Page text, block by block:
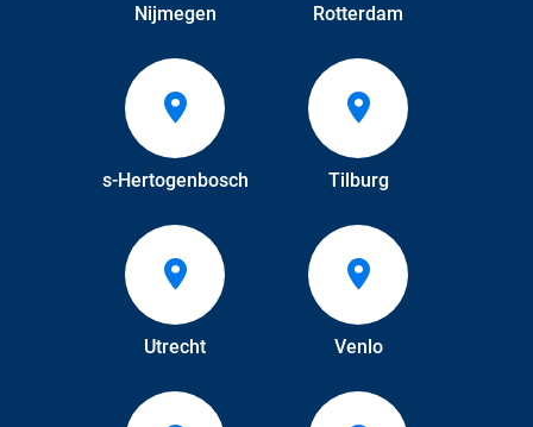
Nijmegen Rotterdam
s-Hertogenbosch Tilburg
Utrecht Venlo